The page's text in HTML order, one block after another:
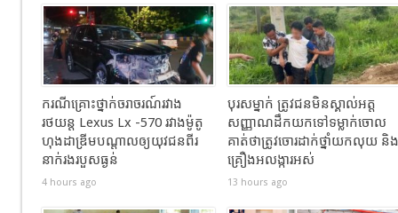
ករណីគ្រោះថ្នាក់ចរាចរណ៍រវាង
រថយន្ត Lexus Lx -570 រវាងម៉ូតូ
ហុងដាឌ្រីមបណ្ដាលឲ្យយុវជនពីរ
នាក់រងរបួសធ្ងន់
4 hours ago
បុរសម្នាក់ ត្រូវជនមិនស្គាល់អត្ត
សញ្ញាណដឹកយកទៅទម្លាក់ចោល
គាត់ថាត្រូវចោរដាក់ថ្នាំយកលុយ និង
គ្រឿងអលង្ការអស់
13 hours ago